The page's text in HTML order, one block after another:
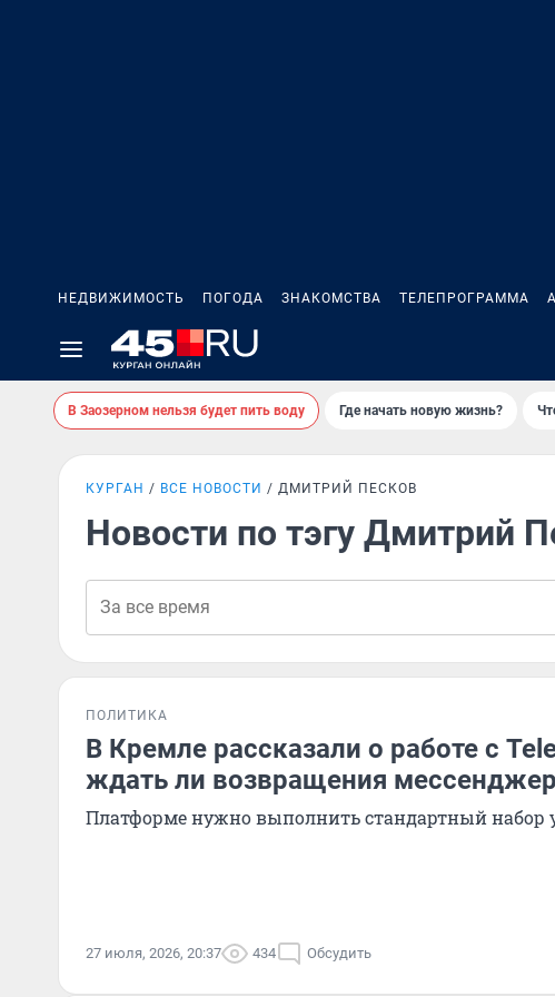
НЕДВИЖИМОСТЬ ПОГОДА ЗНАКОМСТВА ТЕЛЕПРОГРАММА
В Заозерном нельзя будет пить воду Где начать новую жизнь?
КУРГАН ВСЕ НОВОСТИ ДМИТРИЙ ПЕСКОВ
Новости по тэгу Дмитрий
ПОЛИТИКА
В Кремле рассказали о работе с
ждать ли возвращения
Платформе нужно выполнить стандартный набор
27 июля, 2026, 20:37 434 Обсудить